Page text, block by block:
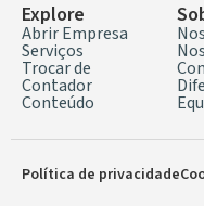
Explore
Abrir Empresa
Serviços
Trocar de
Contador
Conteúdo
Política de privacidade